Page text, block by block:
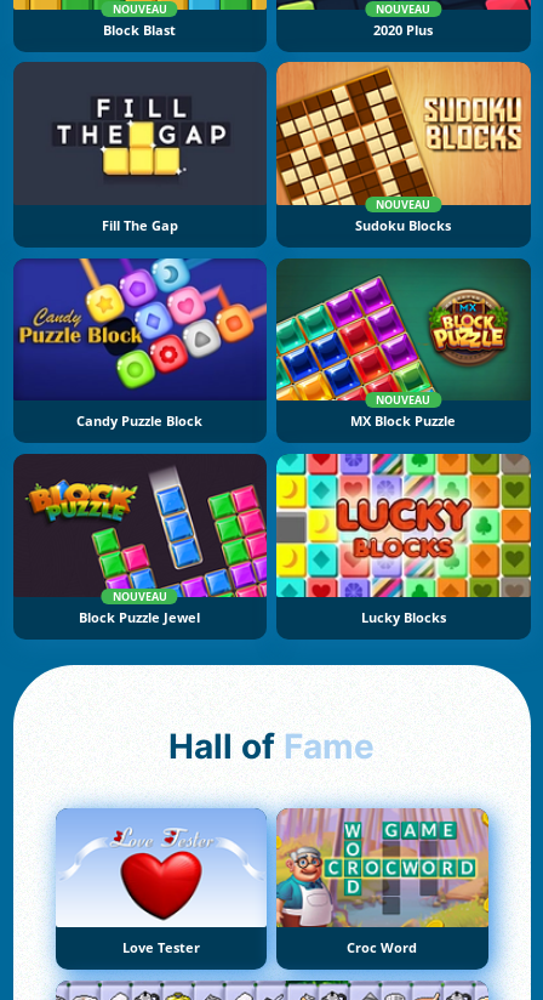
NOUVEAU
Block Blast
NOUVEAU
2020 Plus
Fill The Gap
NOUVEAU
Sudoku Blocks
Candy Puzzle Block
NOUVEAU
MX Block Puzzle
NOUVEAU
Block Puzzle Jewel Lucky Blocks
Hall of Fame
Love Tester Croc Word